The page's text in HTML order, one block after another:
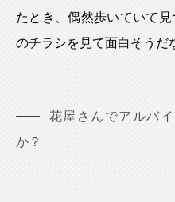
たとき、偶然歩いていて
のチラシを見て面白そうだ
花屋さんでアルバ
か？